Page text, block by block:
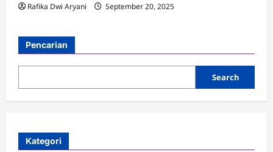
Rafika Dwi Aryani September 20, 2025
Pencarian
Search
Kategori